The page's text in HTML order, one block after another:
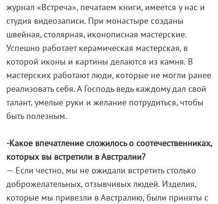
журнал «Встреча», печатаем книги, имеется у нас и
студия видеозаписи. При монастыре созданы
швейная, столярная, иконописная мастерские.
Успешно работает керамическая мастерская, в
которой иконы и картины делаются из камня. В
мастерских работают люди, которые не могли ранее
реализовать себя. А Господь ведь каждому дал свой
талант, умелые руки и желание потрудиться, чтобы
быть полезным.
-Какое впечатление сложилось о соотечественниках,
которых вы встретили в Австралии?
— Если честно, мы не ожидали встретить столько
доброжелательных, отзывчивых людей. Изделия,
которые мы привезли в Австралию, были приняты с